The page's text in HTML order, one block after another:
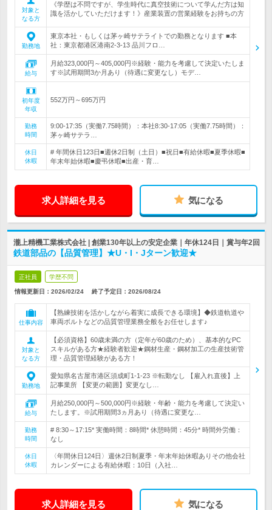
対象と
なる方
《学歴は不問ですが、学生時代に真空技術について学んだ方は知
識を活かしていただけます！》産業装置の営業経験をお持ちの方
勤務地
東京本社・もしくは茅ヶ崎サテライトでの勤務となります ■本
社：東京都港区港南2-3-13 品川フロ…
給与
月給323,000円～405,000円※経験・能力を考慮して決定いたしま
す※試用期間3か月あり（待遇に変更なし）モデ…
初年度
年収
552万円～695万円
勤務
時間
9:00-17:35（実働7.75時間）：本社8:30-17:05（実働7.75時間）：
茅ヶ崎サテラ…
休日
休暇
# 年間休日123日■週休2日制（土日）■祝日■有給休暇■夏季休暇■
年末年始休暇■慶弔休暇■出産・育…
求人詳細を見る 気になる
瀧上精機工業株式会社 | 創業130年以上の安定企業｜年休124日｜賞与年2回
鉄道部品の【品質管理】★U・I・Jターン歓迎★
正社員 学歴不問
情報更新日：2026/02/24 終了予定日： 2026/08/24
仕事内容
【熟練技術を活かしながら着実に成長できる環境】◆鉄道軌道や
車両ボルトなどの品質管理業務全般をお任せします♪
対象と
なる方
【必須資格】60歳未満の方（定年が60歳のため）、基本的なPC
スキルがある方★経験者歓迎★鋼材生産・鋼材加工の生産技術管
理・品質管理経験がある方！
勤務地
愛知県名古屋市港区須成町1-1-23 ※転勤なし 【雇入れ直後】上
記事業所 【変更の範囲】変更なし…
給与
月給250,000円～500,000円※経験・年齢・能力を考慮して決定い
たします。※試用期間3ヵ月あり（待遇に変更な…
勤務
時間
# 8:30～17:15* 実働時間：8時間* 休憩時間：45分* 時間外労働：
なし
休日
休暇
〈年間休日124日〉週休2日制夏季・年末年始休暇ありその他会社
カレンダーによる有給休暇：10日（入社…
求人詳細を見る 気になる